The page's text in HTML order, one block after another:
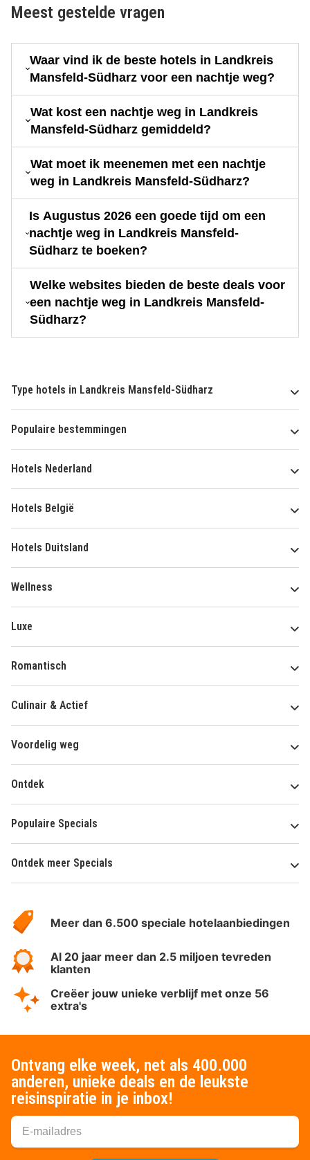
Meest gestelde vragen
Waar vind ik de beste hotels in Landkreis
Mansfeld-Südharz voor een nachtje weg?
Wat kost een nachtje weg in Landkreis
Mansfeld-Südharz gemiddeld?
Wat moet ik meenemen met een nachtje
weg in Landkreis Mansfeld-Südharz?
Is Augustus 2026 een goede tijd om een
nachtje weg in Landkreis Mansfeld-
Südharz te boeken?
Welke websites bieden de beste deals voor
een nachtje weg in Landkreis Mansfeld-
Südharz?
Type hotels in Landkreis Mansfeld-Südharz
Populaire bestemmingen
Hotels Nederland
Hotels België
Hotels Duitsland
Wellness
Luxe
Romantisch
Culinair & Actief
Voordelig weg
Ontdek
Populaire Specials
Ontdek meer Specials
HotelSpecials
Meer dan 6.500 speciale hotelaanbiedingen
Al 20 jaar meer dan 2.5 miljoen tevreden
klanten
Creëer jouw unieke verblijf met onze 56
extra's
Ontvang elke week, net als 400.000
anderen, unieke deals en de leukste
reisinspiratie in je inbox!